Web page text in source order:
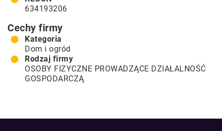
634193206
Cechy firmy
Kategoria
Dom i ogród
Rodzaj firmy
OSOBY FIZYCZNE PROWADZĄCE DZIAŁALNOŚĆ
GOSPODARCZĄ